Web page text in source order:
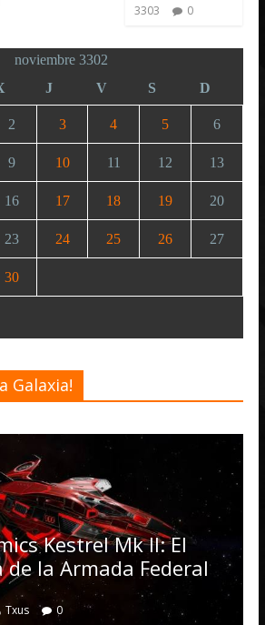
3303
0
noviembre 3302
J V S D
2 3 4 5 6
9 10 11 12 13
16 17 18 19 20
23 24 25 26 27
30
Galaxia!
El
Elite Dangerous
actualización
Operations, el
numerosas
4 julio, 2026